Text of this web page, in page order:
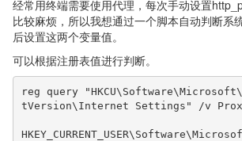
经常用终端需要使用代理，每次手动设置
比较麻烦，所以我想通过一个脚本自动判断系
后设置这两个变量值。
可以根据注册表值进行判断。
reg query
tVersion\Internet Settings" /v